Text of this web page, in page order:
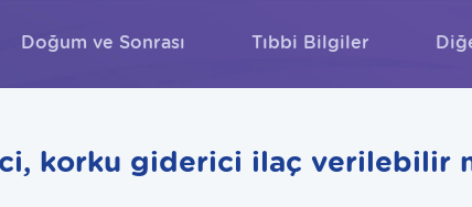
ARA
Doğum ve Sonrası Tıbbi Bilgiler
korku giderici ilaç verilebilir